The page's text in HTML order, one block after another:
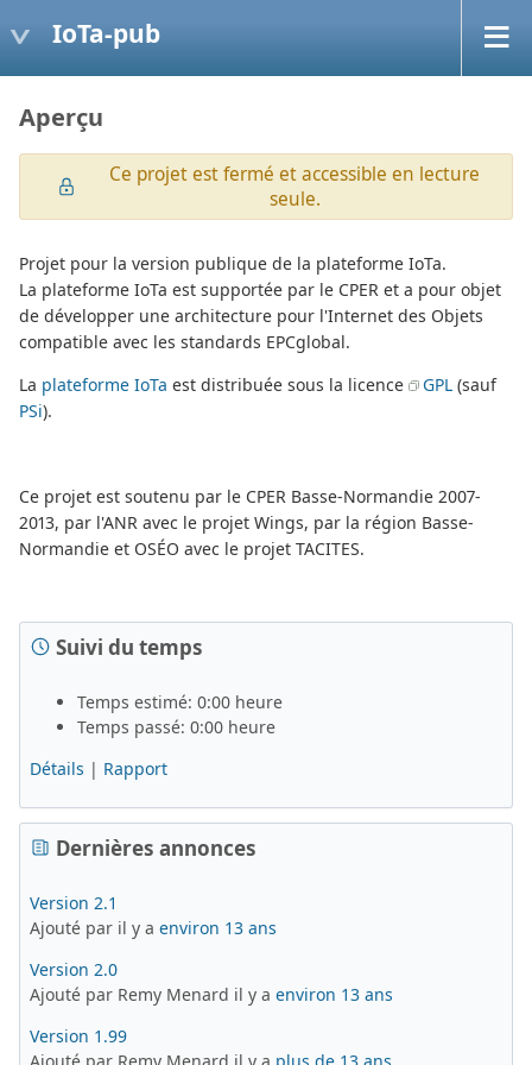
IoTa-pub
Aperçu
Ce projet est fermé et accessible en lecture
seule.
Projet pour la version publique de la plateforme IoTa.
La plateforme IoTa est supportée par le CPER et a pour objet
de développer une architecture pour l'Internet des Objets
compatible avec les standards EPCglobal.
La plateforme IoTa est distribuée sous la licence GPL (sauf
PSi).
Ce projet est soutenu par le CPER Basse-Normandie 2007-
2013, par l'ANR avec le projet Wings, par la région Basse-
Normandie et OSÉO avec le projet TACITES.
Suivi du temps
Temps estimé: 0:00 heure
Temps passé: 0:00 heure
Détails | Rapport
Dernières annonces
Version 2.1
Ajouté par il y a environ 13 ans
Version 2.0
Ajouté par Remy Menard il y a environ 13 ans
Version 1.99
Ajouté par Remy Menard il y a plus de 13 ans